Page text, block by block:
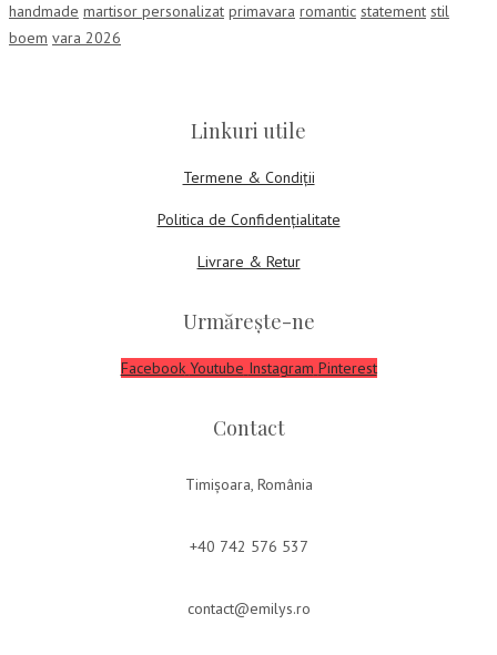
handmade martisor personalizat primavara romantic statement stil
boem vara 2026
Linkuri utile
Termene & Condiții
Politica de Confidențialitate
Livrare & Retur
Urmărește-ne
Facebook Youtube Instagram Pinterest
Contact
Timișoara, România
+40 742 576 537
contact@emilys.ro